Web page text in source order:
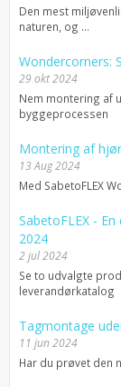
Den mest
naturen, og ...
Wondercorners:
29 okt 2024
Nem montering af
byggeprocessen
Montering af
13 Aug 2024
Med SabetoFLEX
SabetoFLEX -
2024
2 jul 2024
Se to udvalgte
leverandørkatalog
Tagmontage
11 jun 2024
Har du prøvet den